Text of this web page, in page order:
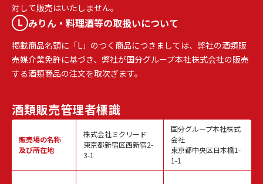
対して販売はいたしません。
みりん・料理酒等の取扱いについて
掲載商品名頭に「L」のつく商品につきましては、弊社の酒類販
売媒介業免許に基づき、弊社が国分グループ本社株式会社の販売
する酒類商品の注文を取次ぎます。
酒類販売管理者標識
販売場の名称
及び所在地
株式会社ミクリード
東京都新宿区西新宿2-
3-1
国分グループ本社株式
会社
東京都中央区日本橋1-
1-1